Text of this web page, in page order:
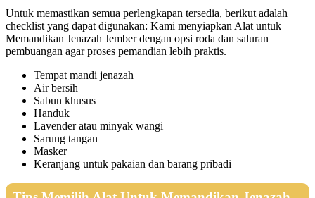
Untuk memastikan semua perlengkapan tersedia, berikut adalah
checklist yang dapat digunakan: Kami menyiapkan Alat untuk
Memandikan Jenazah Jember dengan opsi roda dan saluran
pembuangan agar proses pemandian lebih praktis.
Tempat mandi jenazah
Air bersih
Sabun khusus
Handuk
Lavender atau minyak wangi
Sarung tangan
Masker
Keranjang untuk pakaian dan barang pribadi